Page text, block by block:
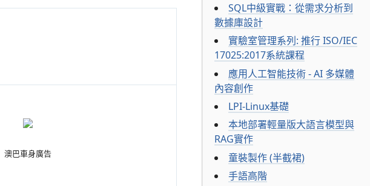
澳巴車身廣告
SQL中級實戰：從需求分析到
數據庫設計
實驗室管理系列: 推行 ISO/IEC
17025:2017系統課程
應用人工智能技術 - AI 多媒體
內容創作
LPI-Linux基礎
本地部署輕量版大語言模型與
RAG實作
童裝製作 (半截裙)
手語高階